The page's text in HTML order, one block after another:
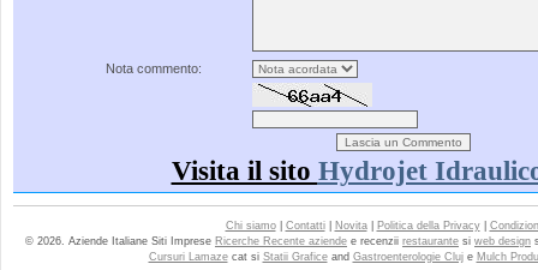
Nota commento:
Visita il sito Hydrojet
Chi siamo| Contatti| Novita| Politica della Privacy|
© 2026. Aziende Italiane Siti Imprese Ricerche Recente aziende e recenzii restaurante si web design
Cursuri Lamazecat si Statii Graficeand Gastroenterologie Cluje Mulch